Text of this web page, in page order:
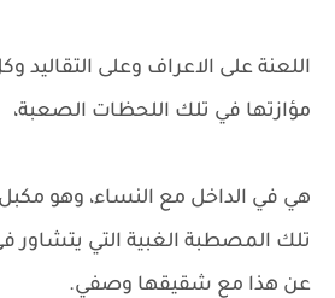
اللعنة على الاعراف وعلى
مؤازتها في تلك اللحظات الصعبة،
هي في الداخل مع النساء، وهو
تلك المصطبة الغبية التي يتشاور
عن هذا مع شقيقها وصفي.